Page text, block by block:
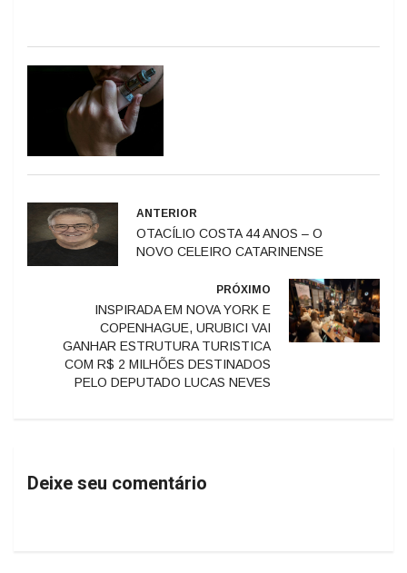
ANTERIOR
OTACÍLIO COSTA 44 ANOS – O
NOVO CELEIRO CATARINENSE
PRÓXIMO
INSPIRADA EM NOVA YORK E
COPENHAGUE, URUBICI VAI
GANHAR ESTRUTURA TURISTICA
COM R$ 2 MILHÕES DESTINADOS
PELO DEPUTADO LUCAS NEVES
Deixe seu comentário